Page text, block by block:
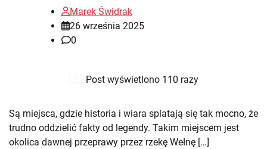
Marek Świdrak
26 września 2025
0
Post wyświetlono 110 razy
Są miejsca, gdzie historia i wiara splatają się tak mocno, że
trudno oddzielić fakty od legendy. Takim miejscem jest
okolica dawnej przeprawy przez rzekę Wełnę […]